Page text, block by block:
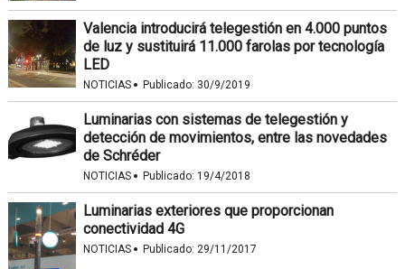
Valencia introducirá telegestión en 4.000 puntos
de luz y sustituirá 11.000 farolas por tecnología
LED
NOTICIAS · Publicado: 30/9/2019
Luminarias con sistemas de telegestión y
detección de movimientos, entre las novedades
de Schréder
NOTICIAS · Publicado: 19/4/2018
Luminarias exteriores que proporcionan
conectividad 4G
NOTICIAS · Publicado: 29/11/2017